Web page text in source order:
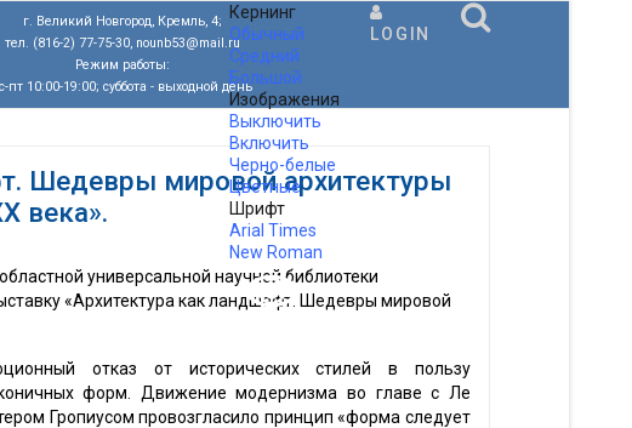
г. Великий Новгород, Кремль, 4;
тел. (816-2) 77-75-30, nounb53@mail.ru
Режим работы:
пт 10:00-19:00; суббота - выходной день
Кернинг
Обычный
Средний
Большой
Изображения
Выключить
Включить
Черно-белые
Цветные
Шрифт
Arial Times
New Roman
.
LOGIN
Шедевры мировой архитектуры
века».
универсальной научной библиотеки
«Архитектура как ландшафт. Шедевры мировой
отказ от исторических стилей в пользу
форм. Движение модернизма во главе с Ле
Гропиусом провозгласило принцип «форма следует